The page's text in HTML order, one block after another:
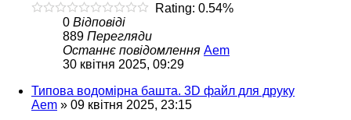
Rating: 0.54%
0 Відповіді
889 Перегляди
Останнє повідомлення Aem
30 квітня 2025, 09:29
Типова водомірна башта. 3D файл для друку
Aem » 09 квітня 2025, 23:15